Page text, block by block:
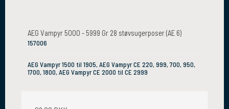
AEG Vampyr 5000 - 5999 Gr 28 støvsugerposer (AE 6)
157006
AEG Vampyr 1500 til 1905, AEG Vampyr CE 220, 999, 700, 950,
1700, 1800, AEG Vampyr CE 2000 til CE 2999